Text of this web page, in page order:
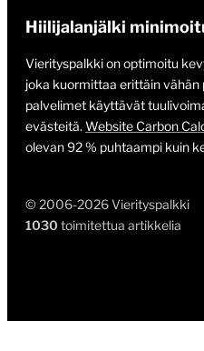
© 2006-2026 Vierityspalkki
1030 toimitettua artikkelia
Hiilijalanjälki
Vierityspalkki on optimoitu
joka kuormittaa erittäin
palvelimet käyttävät
evästeitä. Website Carbon
olevan 92 % puhtaampi kuin